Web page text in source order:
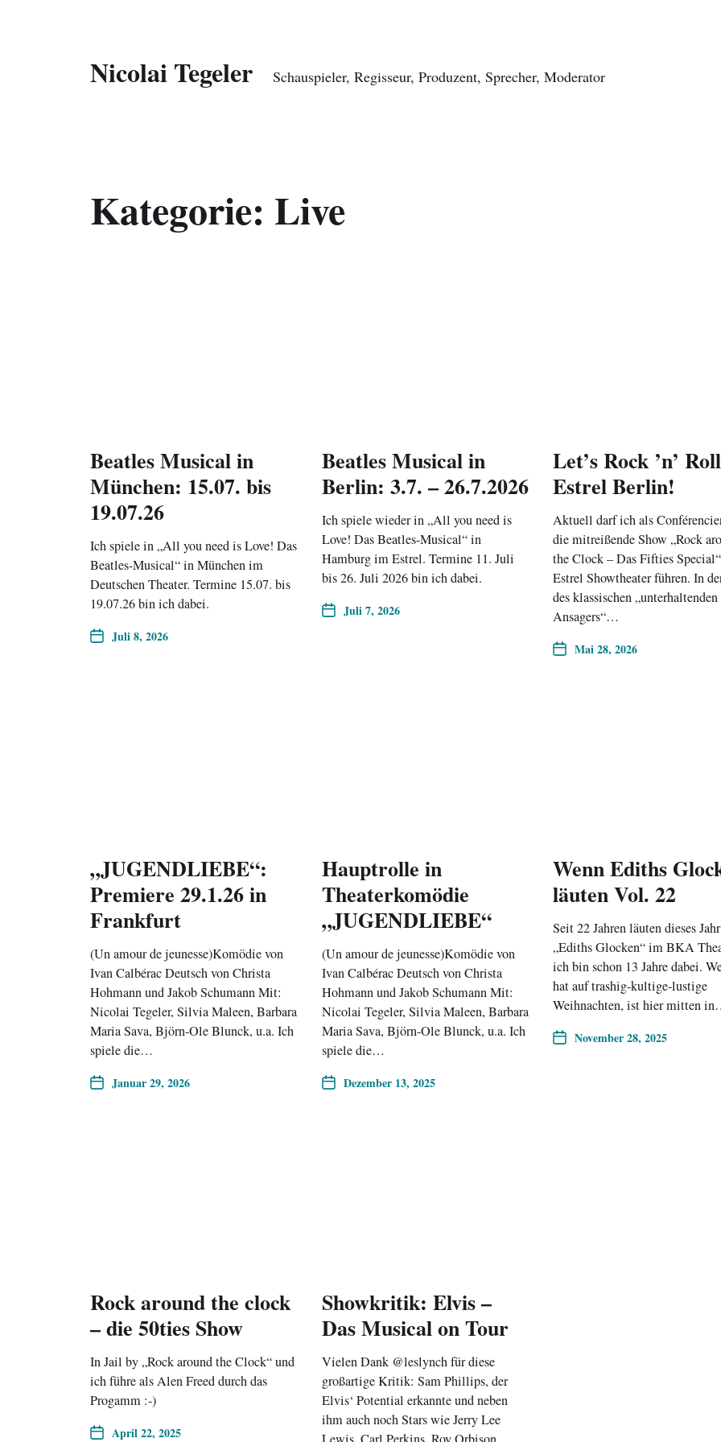
Nicolai Tegeler Schauspieler, Regisseur, Produzent, Sprecher, Moderator
Kategorie: Live
Beatles Musical in
München: 15.07. bis
19.07.26
Ich spiele in „All you need is Love! Das
Beatles-Musical“ in München im
Deutschen Theater. Termine 15.07. bis
19.07.26 bin ich dabei.
Juli 8, 2026
Beatles Musical in
Berlin: 3.7. – 26.7.2026
Ich spiele wieder in „All you need is
Love! Das Beatles-Musical“ in
Hamburg im Estrel. Termine 11. Juli
bis 26. Juli 2026 bin ich dabei.
Juli 7, 2026
Let’s Rock ’n’
Estrel Berlin!
Aktuell darf ich als
die mitreißende Show „Rock
the Clock – Das Fifties
Estrel Showtheater führen. In
des klassischen „unterhaltenden
Ansagers“…
Mai 28, 2026
„JUGENDLIEBE“:
Premiere 29.1.26 in
Frankfurt
(Un amour de jeunesse)Komödie von
Ivan Calbérac Deutsch von Christa
Hohmann und Jakob Schumann Mit:
Nicolai Tegeler, Silvia Maleen, Barbara
Maria Sava, Björn-Ole Blunck, u.a. Ich
spiele die…
Januar 29, 2026
Hauptrolle in
Theaterkomödie
„JUGENDLIEBE“
(Un amour de jeunesse)Komödie von
Ivan Calbérac Deutsch von Christa
Hohmann und Jakob Schumann Mit:
Nicolai Tegeler, Silvia Maleen, Barbara
Maria Sava, Björn-Ole Blunck, u.a. Ich
spiele die…
Dezember 13, 2025
Wenn Ediths
läuten Vol. 22
Seit 22 Jahren läuten dieses Jahr
„Ediths Glocken“ im BKA
ich bin schon 13 Jahre dabei.
hat auf trashig-kultige-lustige
Weihnachten, ist hier mitten
November 28, 2025
Rock around the clock
– die 50ties Show
In Jail by „Rock around the Clock“ und
ich führe als Alen Freed durch das
Progamm :-)
April 22, 2025
Showkritik: Elvis –
Das Musical on Tour
Vielen Dank @leslynch für diese
großartige Kritik: Sam Phillips, der
Elvis‘ Potential erkannte und neben
ihm auch noch Stars wie Jerry Lee